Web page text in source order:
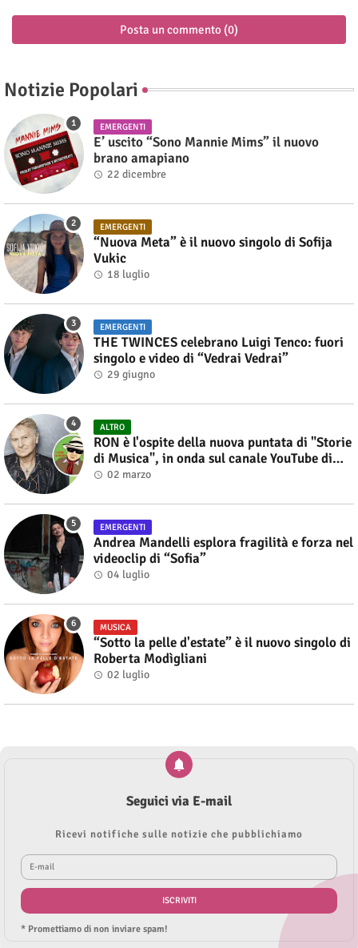
Posta un commento (0)
Notizie Popolari
EMERGENTI
E’ uscito “Sono Mannie Mims” il nuovo
brano amapiano
22 dicembre
EMERGENTI
“Nuova Meta” è il nuovo singolo di Sofija
Vukic
18 luglio
EMERGENTI
THE TWINCES celebrano Luigi Tenco: fuori
singolo e video di “Vedrai Vedrai”
29 giugno
ALTRO
RON è l'ospite della nuova puntata di "Storie
di Musica", in onda sul canale YouTube di
Alberto Salerno
02 marzo
EMERGENTI
Andrea Mandelli esplora fragilità e forza nel
videoclip di “Sofia”
04 luglio
MUSICA
“Sotto la pelle d'estate” è il nuovo singolo di
Roberta Modìgliani
02 luglio
Seguici via E-mail
Ricevi notifiche sulle notizie che pubblichiamo
* Promettiamo di non inviare spam!